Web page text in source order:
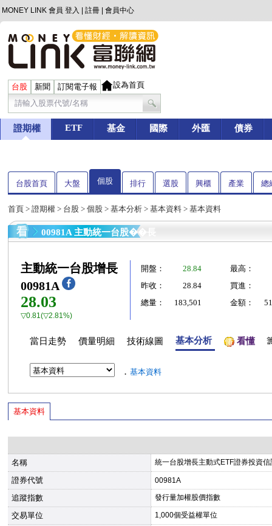
MONEY LINK 會員 登入 註冊 會員中心
台股 新聞 訂閱電子報 設為首頁
證期權 ETF 基金 國際 外匯 債券
台股首頁 大盤 個股 排行 選股 興櫃 產業 總
首頁 > 證期權 > 台股 > 個股 > 基本分析 > 基本資料 > 基本資料
00981A 主動統一台股��長
主動統一台股增長
00981A
28.03
▽0.81(▽2.81%)
開盤： 28.84
最高：
昨收：
28.84
買進：
總量：
183,501 金額：
當日走勢 價量明細 技術線圖 基本分析 看懂
． 基本資料
基本資料
名稱 統一台股增長主動式ETF證券投資信
證券代號 00981A
追蹤指數 發行量加權股價指數
交易單位 1,000個受益權單位